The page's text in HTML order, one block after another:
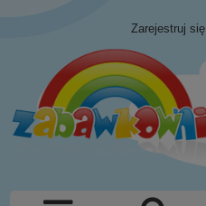
Zarejestruj się